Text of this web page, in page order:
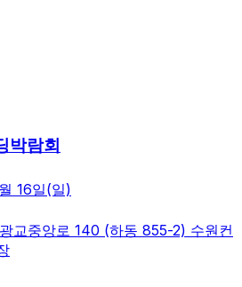
박람회
16일(일)
교중앙로 140 (하동 855-2) 수원컨